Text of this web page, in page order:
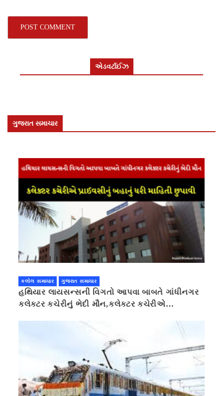
એડવર્ટાઈઝ
ગુજરાત સમાચાર
કલોલ સમાચાર ગુજરાત સમાચાર
હથિયાર લાયસન્સની વિગતો આપવા બાબતે ગાંધીનગર
કલેક્ટર કચેરીનું ભેદી મૌન,કલેક્ટર કચેરીએ